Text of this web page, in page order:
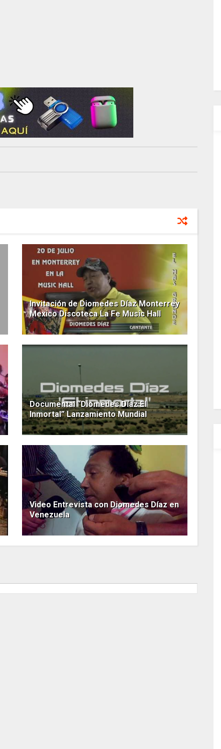
Invitación de Diomedes Díaz Monterrey
Mexico Discoteca La Fe Music Hall
Documental “Diomedes Díaz El
Inmortal” Lanzamiento Mundial
Video Entrevista con Diomedes Díaz en
Venezuela